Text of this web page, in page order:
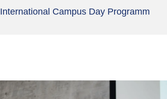
International Campus Day Programm